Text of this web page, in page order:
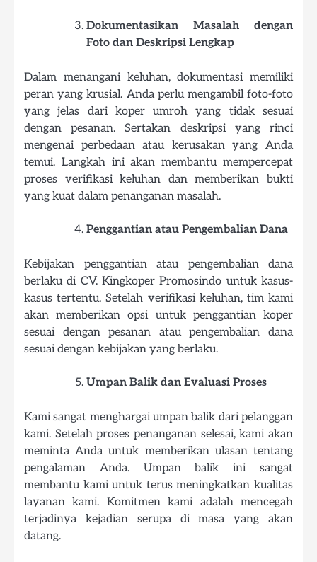
Dokumentasikan Masalah dengan
Foto dan Deskripsi Lengkap
Dalam menangani keluhan, dokumentasi memiliki
peran yang krusial. Anda perlu mengambil foto-foto
yang jelas dari koper umroh yang tidak sesuai
dengan pesanan. Sertakan deskripsi yang rinci
mengenai perbedaan atau kerusakan yang Anda
temui. Langkah ini akan membantu mempercepat
proses verifikasi keluhan dan memberikan bukti
yang kuat dalam penanganan masalah.
Penggantian atau Pengembalian Dana
Kebijakan penggantian atau pengembalian dana
berlaku di CV. Kingkoper Promosindo untuk kasus-
kasus tertentu. Setelah verifikasi keluhan, tim kami
akan memberikan opsi untuk penggantian koper
sesuai dengan pesanan atau pengembalian dana
sesuai dengan kebijakan yang berlaku.
Umpan Balik dan Evaluasi Proses
Kami sangat menghargai umpan balik dari pelanggan
kami. Setelah proses penanganan selesai, kami akan
meminta Anda untuk memberikan ulasan tentang
pengalaman Anda. Umpan balik ini sangat
membantu kami untuk terus meningkatkan kualitas
layanan kami. Komitmen kami adalah mencegah
terjadinya kejadian serupa di masa yang akan
datang.